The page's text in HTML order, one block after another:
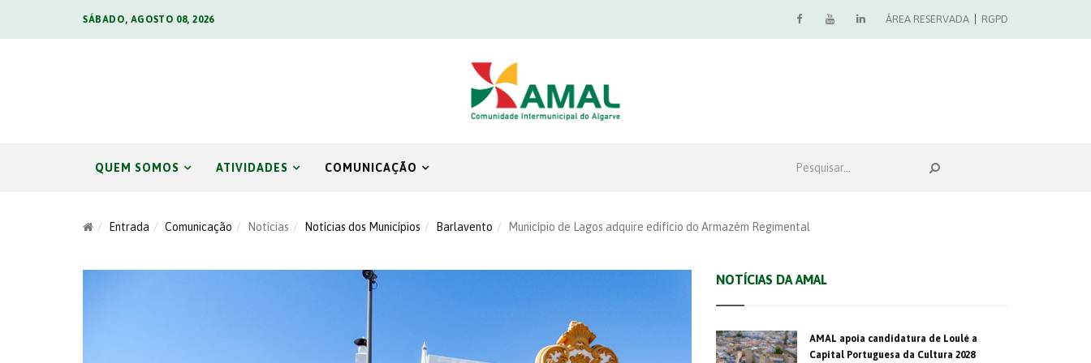
SÁBADO, AGOSTO 08, 2026 ÁREA RESERVADA RGPD
QUEM SOMOS ATIVIDADES COMUNICAÇÃO
Entrada Comunicação Notícias Notícias dos Municípios Barlavento Município de Lagos adquire edifício do Armazém Regimental
NOTÍCIAS DA AMAL
AMAL apoia candidatura de Loulé a
Capital Portuguesa da Cultura 2028